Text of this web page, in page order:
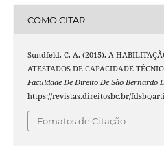
COMO CITAR
Sundfeld, C. A. (2015). A
ATESTADOS DE CAPACIDADE
Faculdade De Direito De São Bernardo
https://revistas.direitosbc.br/fdsbc/
Fomatos de Citação